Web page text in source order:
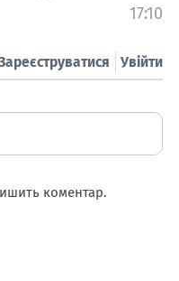
17:10
Увійти
коментар.